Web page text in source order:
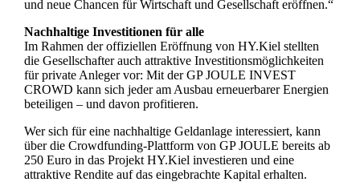
und neue Chancen für Wirtschaft und Gesellschaft eröffnen.“
Nachhaltige Investitionen für alle
Im Rahmen der offiziellen Eröffnung von HY.Kiel stellten
die Gesellschafter auch attraktive Investitionsmöglichkeiten
für private Anleger vor: Mit der GP JOULE INVEST
CROWD kann sich jeder am Ausbau erneuerbarer Energien
beteiligen – und davon profitieren.
Wer sich für eine nachhaltige Geldanlage interessiert, kann
über die Crowdfunding-Plattform von GP JOULE bereits ab
250 Euro in das Projekt HY.Kiel investieren und eine
attraktive Rendite auf das eingebrachte Kapital erhalten.